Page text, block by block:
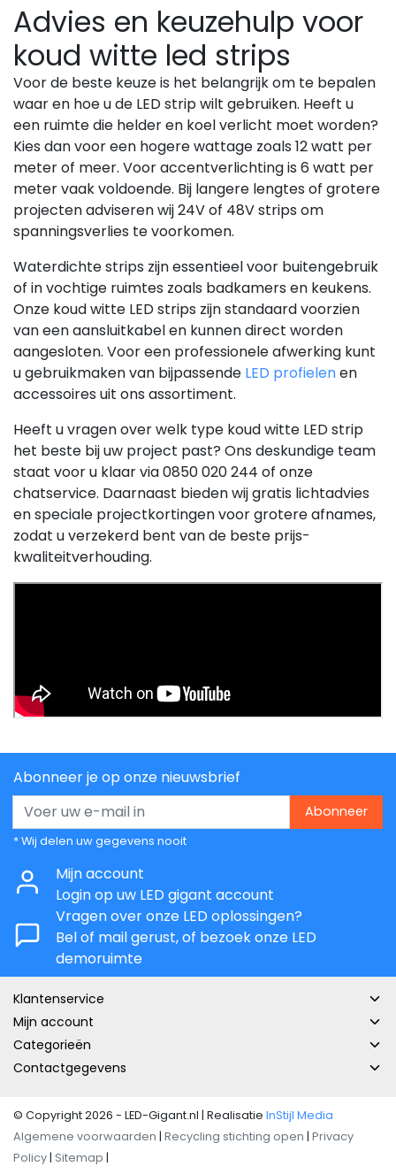
Advies en keuzehulp voor
koud witte led strips
Voor de beste keuze is het belangrijk om te bepalen
waar en hoe u de LED strip wilt gebruiken. Heeft u
een ruimte die helder en koel verlicht moet worden?
Kies dan voor een hogere wattage zoals 12 watt per
meter of meer. Voor accentverlichting is 6 watt per
meter vaak voldoende. Bij langere lengtes of grotere
projecten adviseren wij 24V of 48V strips om
spanningsverlies te voorkomen.
Waterdichte strips zijn essentieel voor buitengebruik
of in vochtige ruimtes zoals badkamers en keukens.
Onze koud witte LED strips zijn standaard voorzien
van een aansluitkabel en kunnen direct worden
aangesloten. Voor een professionele afwerking kunt
u gebruikmaken van bijpassende LED profielenen
accessoires uit ons assortiment.
Heeft u vragen over welk type koud witte LED strip
het beste bij uw project past? Ons deskundige team
staat voor u klaar via 0850 020 244 of onze
chatservice. Daarnaast bieden wij gratis lichtadvies
en speciale projectkortingen voor grotere afnames,
zodat u verzekerd bent van de beste prijs-
kwaliteitverhouding.
Abonneer je op onze nieuwsbrief
Abonneer
* Wij delen uw gegevens nooit
Mijn account
Login op uw LED gigant account
Vragen over onze LED oplossingen?
Bel of mail gerust, of bezoek onze LED
demoruimte
Klantenservice
Mijn account
Categorieën
Contactgegevens
© Copyright 2026 - LED-Gigant.nl | Realisatie InStijl Media
Algemene voorwaarden | Recycling stichting open | Privacy
Policy | Sitemap |